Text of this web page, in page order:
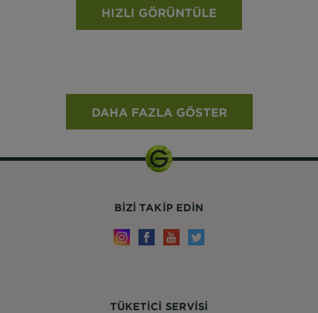
HIZLI GÖRÜNTÜLE
DAHA FAZLA GÖSTER
TÜKETİCİ SERVİSİ
BIZI TAKIP EDIN